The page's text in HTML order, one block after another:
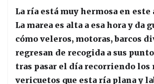
La ría está muy hermosa en este
La marea es alta a esa hora y da
cómo veleros, motoras, barcos
regresan de recogida a sus
tras pasar el día recorriendo los
vericuetos que esta ría plana y